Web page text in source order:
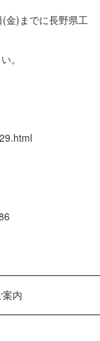
)までに長野県工
。
内